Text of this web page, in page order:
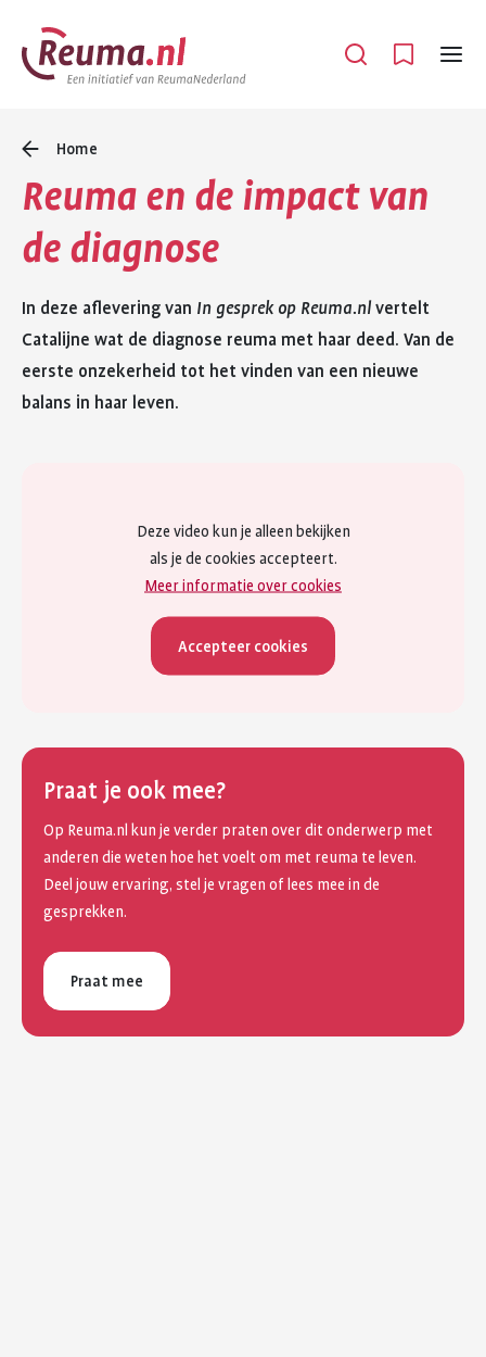
Spring
naar
hoofdinhoud
Spring
naar
footer
Open
Menu
Home
Reuma en de impact van
de diagnose
In deze aflevering van In gesprek op Reuma.nl vertelt
Catalijne wat de diagnose reuma met haar deed. Van de
eerste onzekerheid tot het vinden van een nieuwe
balans in haar leven.
Deze video kun je alleen bekijken
als je de cookies accepteert.
Meer informatie over cookies
Accepteer cookies
Praat je ook mee?
Op Reuma.nl kun je verder praten over dit onderwerp met
anderen die weten hoe het voelt om met reuma te leven.
Deel jouw ervaring, stel je vragen of lees mee in de
gesprekken.
Praat mee